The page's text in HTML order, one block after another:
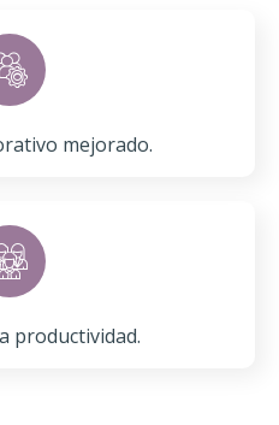
mejorado​.
productividad​.